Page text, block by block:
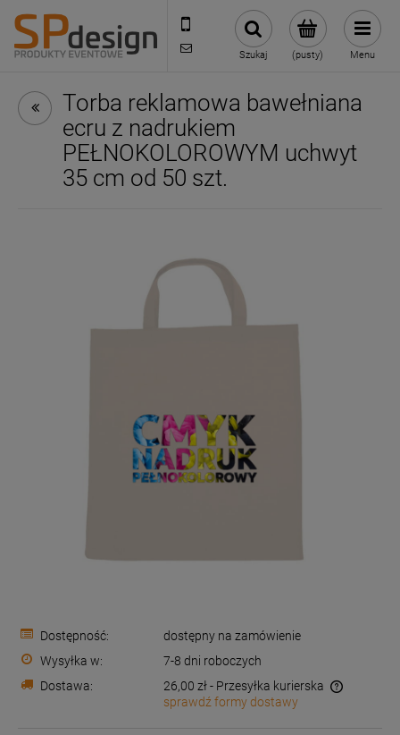
221002030
sklep@reklamydrukarnia.pl
(pusty)
Szukaj Menu
Torba reklamowa bawełniana
ecru z nadrukiem
PEŁNOKOLOROWYM uchwyt
35 cm od 50 szt.
Dostępność:
dostępny na zamówienie
Wysyłka w:
7-8 dni roboczych
Dostawa:
26,00 zł- Przesyłka kurierska
Cena nie zawiera ewentualnych kosztów płatności
sprawdź formy dostawy